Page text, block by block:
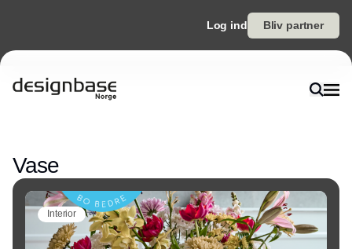
Log ind Bliv partner
Vase
Interior